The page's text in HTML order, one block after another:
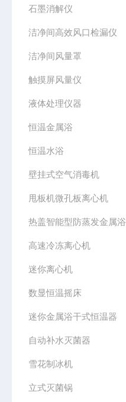
石墨消解仪
洁净间高效风口检漏仪
洁净间风量罩
触摸屏风量仪
液体处理仪器
恒温金属浴
恒温水浴
壁挂式空气消毒机
甩板机微孔板离心机
热盖智能型防蒸发金属浴
高速冷冻离心机
迷你离心机
数显恒温摇床
迷你金属浴干式恒温器
自动补水灭菌器
雪花制冰机
立式灭菌锅